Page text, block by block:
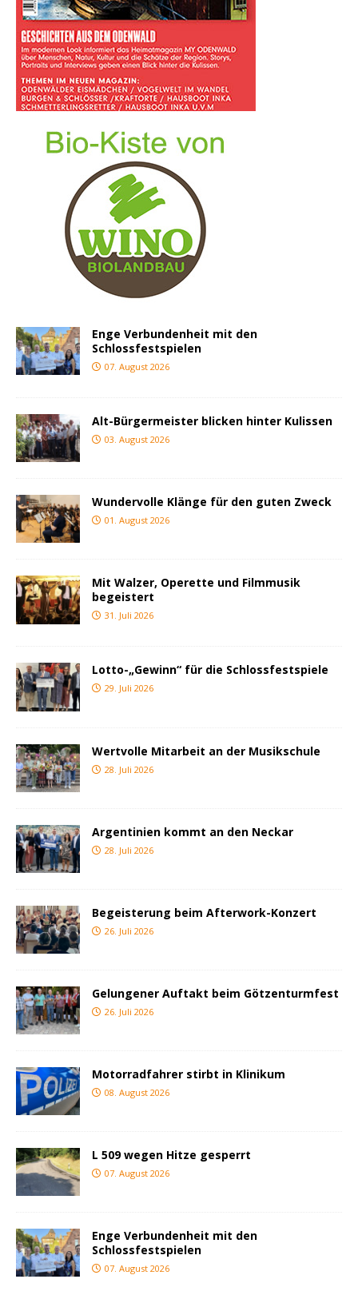
Enge Verbundenheit mit den
Schlossfestspielen
07. August 2026
Alt-Bürgermeister blicken hinter Kulissen
03. August 2026
Wundervolle Klänge für den guten Zweck
01. August 2026
Mit Walzer, Operette und Filmmusik
begeistert
31. Juli 2026
Lotto-„Gewinn“ für die Schlossfestspiele
29. Juli 2026
Wertvolle Mitarbeit an der Musikschule
28. Juli 2026
Argentinien kommt an den Neckar
28. Juli 2026
Begeisterung beim Afterwork-Konzert
26. Juli 2026
Gelungener Auftakt beim Götzenturmfest
26. Juli 2026
Motorradfahrer stirbt in Klinikum
08. August 2026
L 509 wegen Hitze gesperrt
07. August 2026
Enge Verbundenheit mit den
Schlossfestspielen
07. August 2026